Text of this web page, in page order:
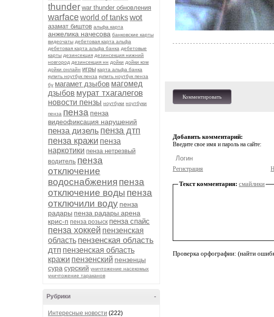
thunder war thunder обновления
warfaceworld of tankswot
азамат биштов альфа карта
анжелика начесова банковские карты
видеочаты дебетовая карта альфа
дебетовая карта альфа банка дебетовые
карты дезинсекция дезинсекция нижний
новгород дезинсекция нн дойки дойки ком
дойки онлайн игры карта альфа банка
купить ноутбук пенза купить ноутбук пенза
бу магамет дзыбов магомед
дзыбов мурат тхагалегов
новости пензы ноутбуки ноутбуки
пенза пенза пенза
видеофиксация нарушений
пенза дизель пенза дтп
пенза кражи пенза
наркотики пенза нетрезвый
водитель пенза
отключение
водоснабжения пенза
отключение воды пенза
отключили воду пенза
радары пенза радары арена
крис-п пенза розыск пенза спайс
пенза хоккей пензенская
область пензенская область
дтп пензенская область
кражи пензенский пензенцы
сура сурский уничтожение насекомых
уничтожение тараканов
-
Рубрики
Интересные новости (222)
Комментировать
Добавить комментарий:
Введите свое имя и пароль на сайте:
Регистрация
Текст комментария: смайлики
Проверка орфографии: (найти